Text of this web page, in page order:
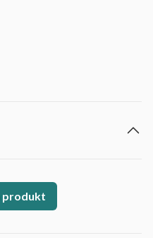
produkt